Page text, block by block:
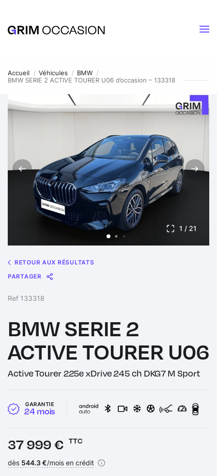
Accueil Véhicules
BMW
BMW SERIE 2 ACTIVE TOURER U06 d’occasion – 133318
1 / 21
RETOUR AUX RÉSULTATS
PARTAGER
Message
Messenger
Link
Ref 133318
BMW SERIE 2
ACTIVE TOURER U06
Active Tourer 225e xDrive 245 ch DKG7 M Sport
GARANTIE
24 mois
Prix :
37 999 € TTC
Financement :
dès 544.3 €/mois en crédit